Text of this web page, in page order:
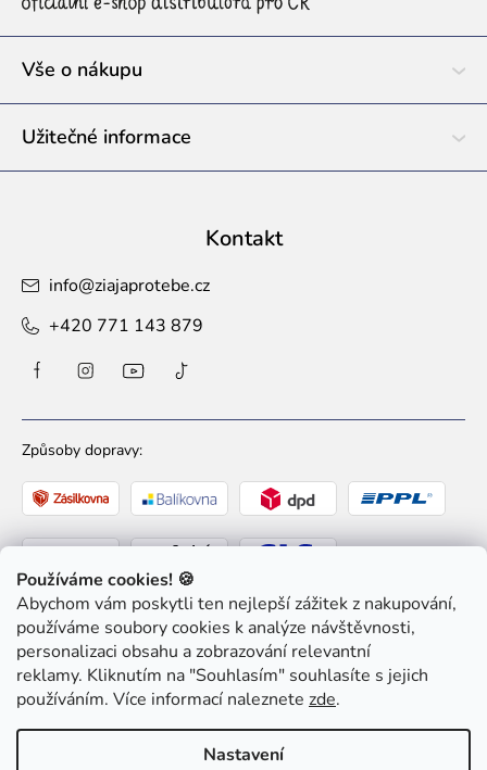
Používáme cookies! 🍪
Abychom vám poskytli ten nejlepší zážitek z nakupování,
používáme soubory cookies k analýze návštěvnosti,
personalizaci obsahu a zobrazování relevantní
reklamy. Kliknutím na "Souhlasím" souhlasíte s jejich
používáním. Více informací naleznete zde.
Nastavení
t
Vše o nákupu
Užitečné informace
Kontakt
info@ziajaprotebe.cz
+420 771 143 879
Způsoby dopravy:
Způsoby platby:
Ziaja pro Tebe